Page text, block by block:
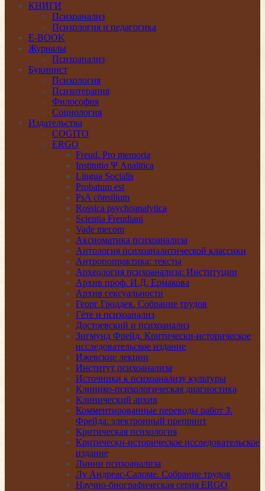
КНИГИ
Психоанализ
Психология и педагогика
E-BOOK
Журналы
Психоанализ
Букинист
Психология
Психотерапия
Философия
Социология
Издательства
COGITO
ERGO
Freud. Pro memoria
Institutio Ψ Analitica
Lingua Socialis
Probatum est
PsA cōnsilium
Rossica psychoanalytica
Scientia Freudiani
Vade mecom
Аксиоматика психоанализа
Антология психоаналитической классики
Антропопрактика: тексты
Археология психоанализа: Институции
Архив проф. И.Д. Ермакова
Архив сексуальности
Георг Гроддек. Собрание трудов
Гёте и психоанализ
Достоевский и психоанализ
Зигмунд Фрейд. Критически-историческое
исследовательское издание
Ижевские лекции
Институт психоанализа
Источники к психоанализу культуры
Клинико-психологическая диагностика
Клинический архив
Комментированные переводы работ З.
Фрейда: электронный препринт
Критическая психология
Критически-историческое исследовательское
издание
Линии психоанализа
Лу Андреас-Саломе. Собрание трудов
Научно-биографическая серия ERGO